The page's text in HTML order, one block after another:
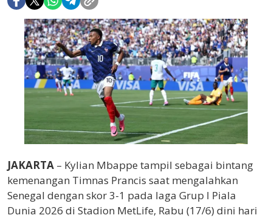
JAKARTA – Kylian Mbappe tampil sebagai bintang
kemenangan Timnas Prancis saat mengalahkan
Senegal dengan skor 3-1 pada laga Grup I Piala
Dunia 2026 di Stadion MetLife, Rabu (17/6) dini hari